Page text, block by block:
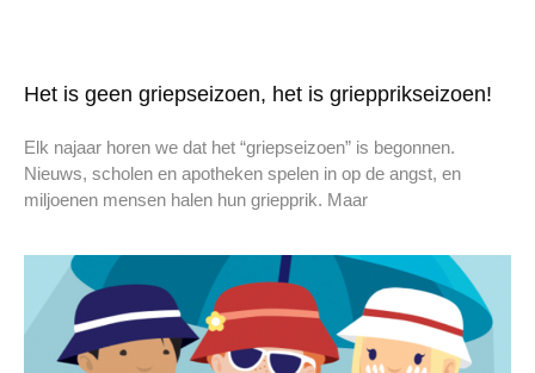
Het is geen griepseizoen, het is griepprikseizoen!
Elk najaar horen we dat het “griepseizoen” is begonnen.
Nieuws, scholen en apotheken spelen in op de angst, en
miljoenen mensen halen hun griepprik. Maar